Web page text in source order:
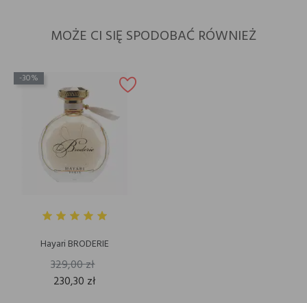
MOŻE CI SIĘ SPODOBAĆ RÓWNIEŻ
-30%
Hayari BRODERIE
329,00 zł
230,30 zł